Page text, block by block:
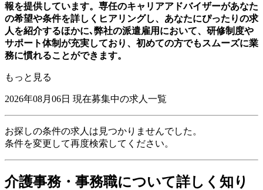
報を提供しています。専任のキャリアアドバイザーがあなた
の希望や条件を詳しくヒアリングし、あなたにぴったりの求
人を紹介するほかに､弊社の派遣雇用において、研修制度や
サポート体制が充実しており、初めての方でもスムーズに業
務に慣れることができます。
もっと見る
2026年08月06日 現在募集中の求人一覧
お探しの条件の求人は見つかりませんでした。
条件を変更して再度検索してください。
介護事務・事務職について詳しく知り